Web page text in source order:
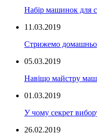
Набір машинок для
11.03.2019
Стрижемо
05.03.2019
Навіщо майстру
01.03.2019
У чому секрет
26.02.2019